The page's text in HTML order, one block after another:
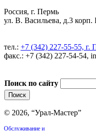
Россия, г. Пермь
ул. В. Васильева, д.3 корп.
тел.: +7 (342) 227-55-55, г.
факс.: +7 (342) 227-54-54,
Поиск по сайту
© 2026, “Урал-Мастер”
Обслуживание и